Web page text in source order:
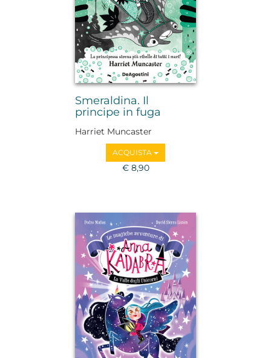
Smeraldina. Il
principe in fuga
Harriet Muncaster
ACQUISTA
€ 8,90